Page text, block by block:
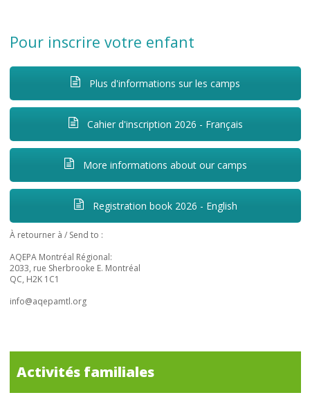
Pour inscrire votre enfant
Plus d'informations sur les camps
Cahier d'inscription 2026 - Français
More informations about our camps
Registration book 2026 - English
À retourner à / Send to :
AQEPA Montréal Régional:
2033, rue Sherbrooke E. Montréal
QC, H2K 1C1
info@aqepamtl.org
Activités familiales